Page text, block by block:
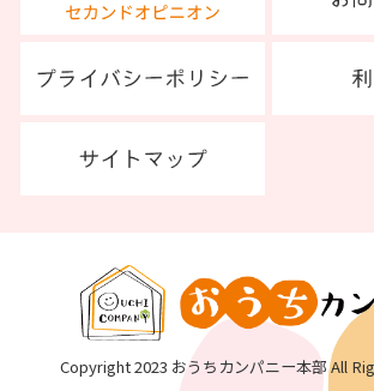
Copyright 2023 おうちカンパニー本部 All